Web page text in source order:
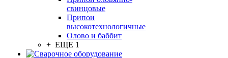
свинцовые
Припои
высокотехнологичные
Олово и баббит
+ ЕЩЕ 1